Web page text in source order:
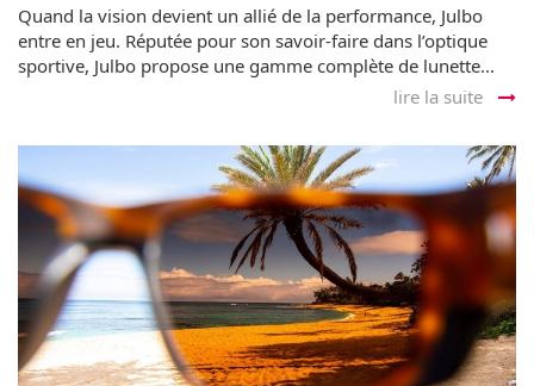
Quand la vision devient un allié de la performance, Julbo
entre en jeu. Réputée pour son savoir-faire dans l’optique
sportive, Julbo propose une gamme complète de lunette...
lire la suite